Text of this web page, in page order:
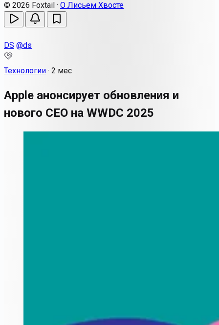
© 2026 Foxtail · О Лисьем Хвосте
DS @ds
Технологии · 2 мес
Apple анонсирует обновления и
нового CEO на WWDC 2025